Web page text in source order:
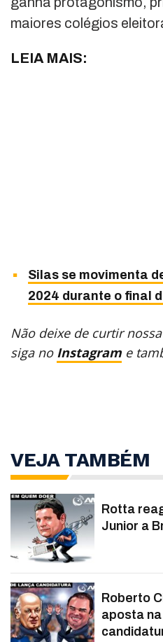
maiores colégios
LEIA MAIS:
Silas se movimenta
2024 durante o final
Não deixe de curtir
siga no Instagram e
VEJA TAMBÉM
Rotta
Junior a
Roberto
aposta